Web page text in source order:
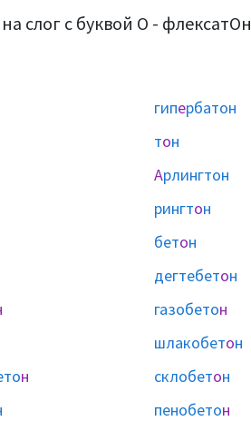
слог с буквой О - флексатОн
гипербатон
тон
Арлингтон
рингтон
бетон
дегтебетон
газобетон
шлакобетон
н склобетон
пенобетон